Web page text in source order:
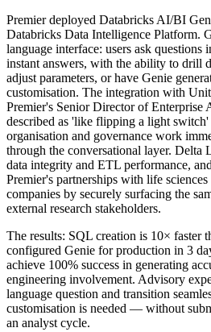
Premier deployed Databricks AI/BI
Databricks Data Intelligence Platform.
language interface: users ask
instant answers, with the ability to drill
adjust parameters, or have Genie
customisation. The integration with
Premier's Senior Director of Enterprise
described as 'like flipping a light
organisation and governance work
through the conversational layer. Delta
data integrity and ETL performance,
Premier's partnerships with life
companies by securely surfacing the
external research stakeholders.
The results: SQL creation is 10× faster
configured Genie for production in 3
achieve 100% success in generating
engineering involvement. Advisory
language question and transition
customisation is needed — without
an analyst cycle.